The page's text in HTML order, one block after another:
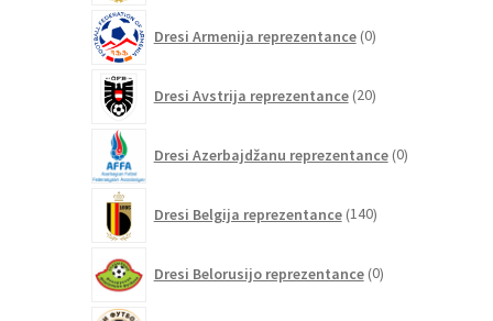
Dresi Armenija reprezentance 0izdelkov
Dresi Avstrija reprezentance 20izdelkov
Dresi Azerbajdžanu reprezentance 0izdelkov
Dresi Belgija reprezentance 140izdelkov
Dresi Belorusijo reprezentance 0izdelkov